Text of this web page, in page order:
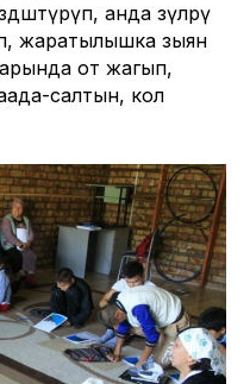
анда өзүлөрү
жаратылышка зыян
от жагып,
салтын, кол